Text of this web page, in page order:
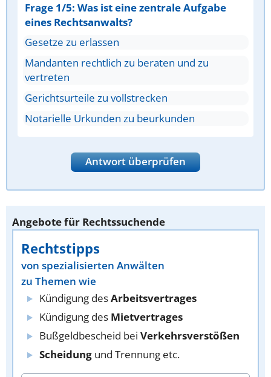
Frage 1/5: Was ist eine zentrale Aufgabe
eines Rechtsanwalts?
Gesetze zu erlassen
Mandanten rechtlich zu beraten und zu
vertreten
Gerichtsurteile zu vollstrecken
Notarielle Urkunden zu beurkunden
Antwort überprüfen
Angebote für Rechtssuchende
Rechtstipps
von spezialisierten Anwälten
zu Themen wie
Kündigung desArbeitsvertrages
Kündigung des Mietvertrages
Bußgeldbescheid bei Verkehrsverstößen
Scheidung und Trennung etc.